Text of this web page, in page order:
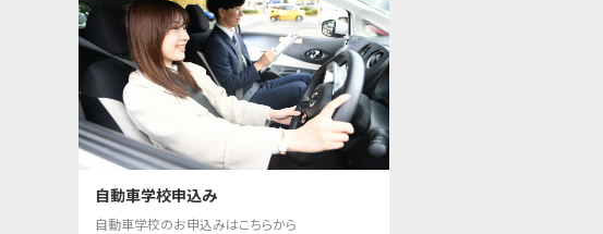
自動車学校申込み
自動車学校のお申込みはこちらから